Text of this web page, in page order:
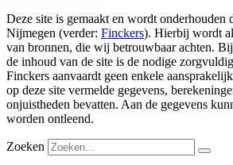
Deze site is gemaakt en wordt
Nijmegen (verder: Finckers). Hierbij wordt
van bronnen, die wij betrouwbaar achten.
de inhoud van de site is de nodige
Finckers aanvaardt geen enkele
op deze site vermelde gegevens,
onjuistheden bevatten. Aan de gegevens
worden ontleend.
Zoeken